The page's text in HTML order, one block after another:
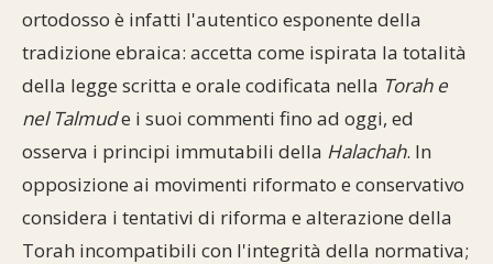
ortodosso è infatti l'autentico esponente della
tradizione ebraica: accetta come ispirata la totalità
della legge scritta e orale codificata nella Torah e
nel Talmude i suoi commenti fino ad oggi, ed
osserva i principi immutabili della Halachah. In
opposizione ai movimenti riformato e conservativo
considera i tentativi di riforma e alterazione della
Torah incompatibili con l'integrità della normativa;